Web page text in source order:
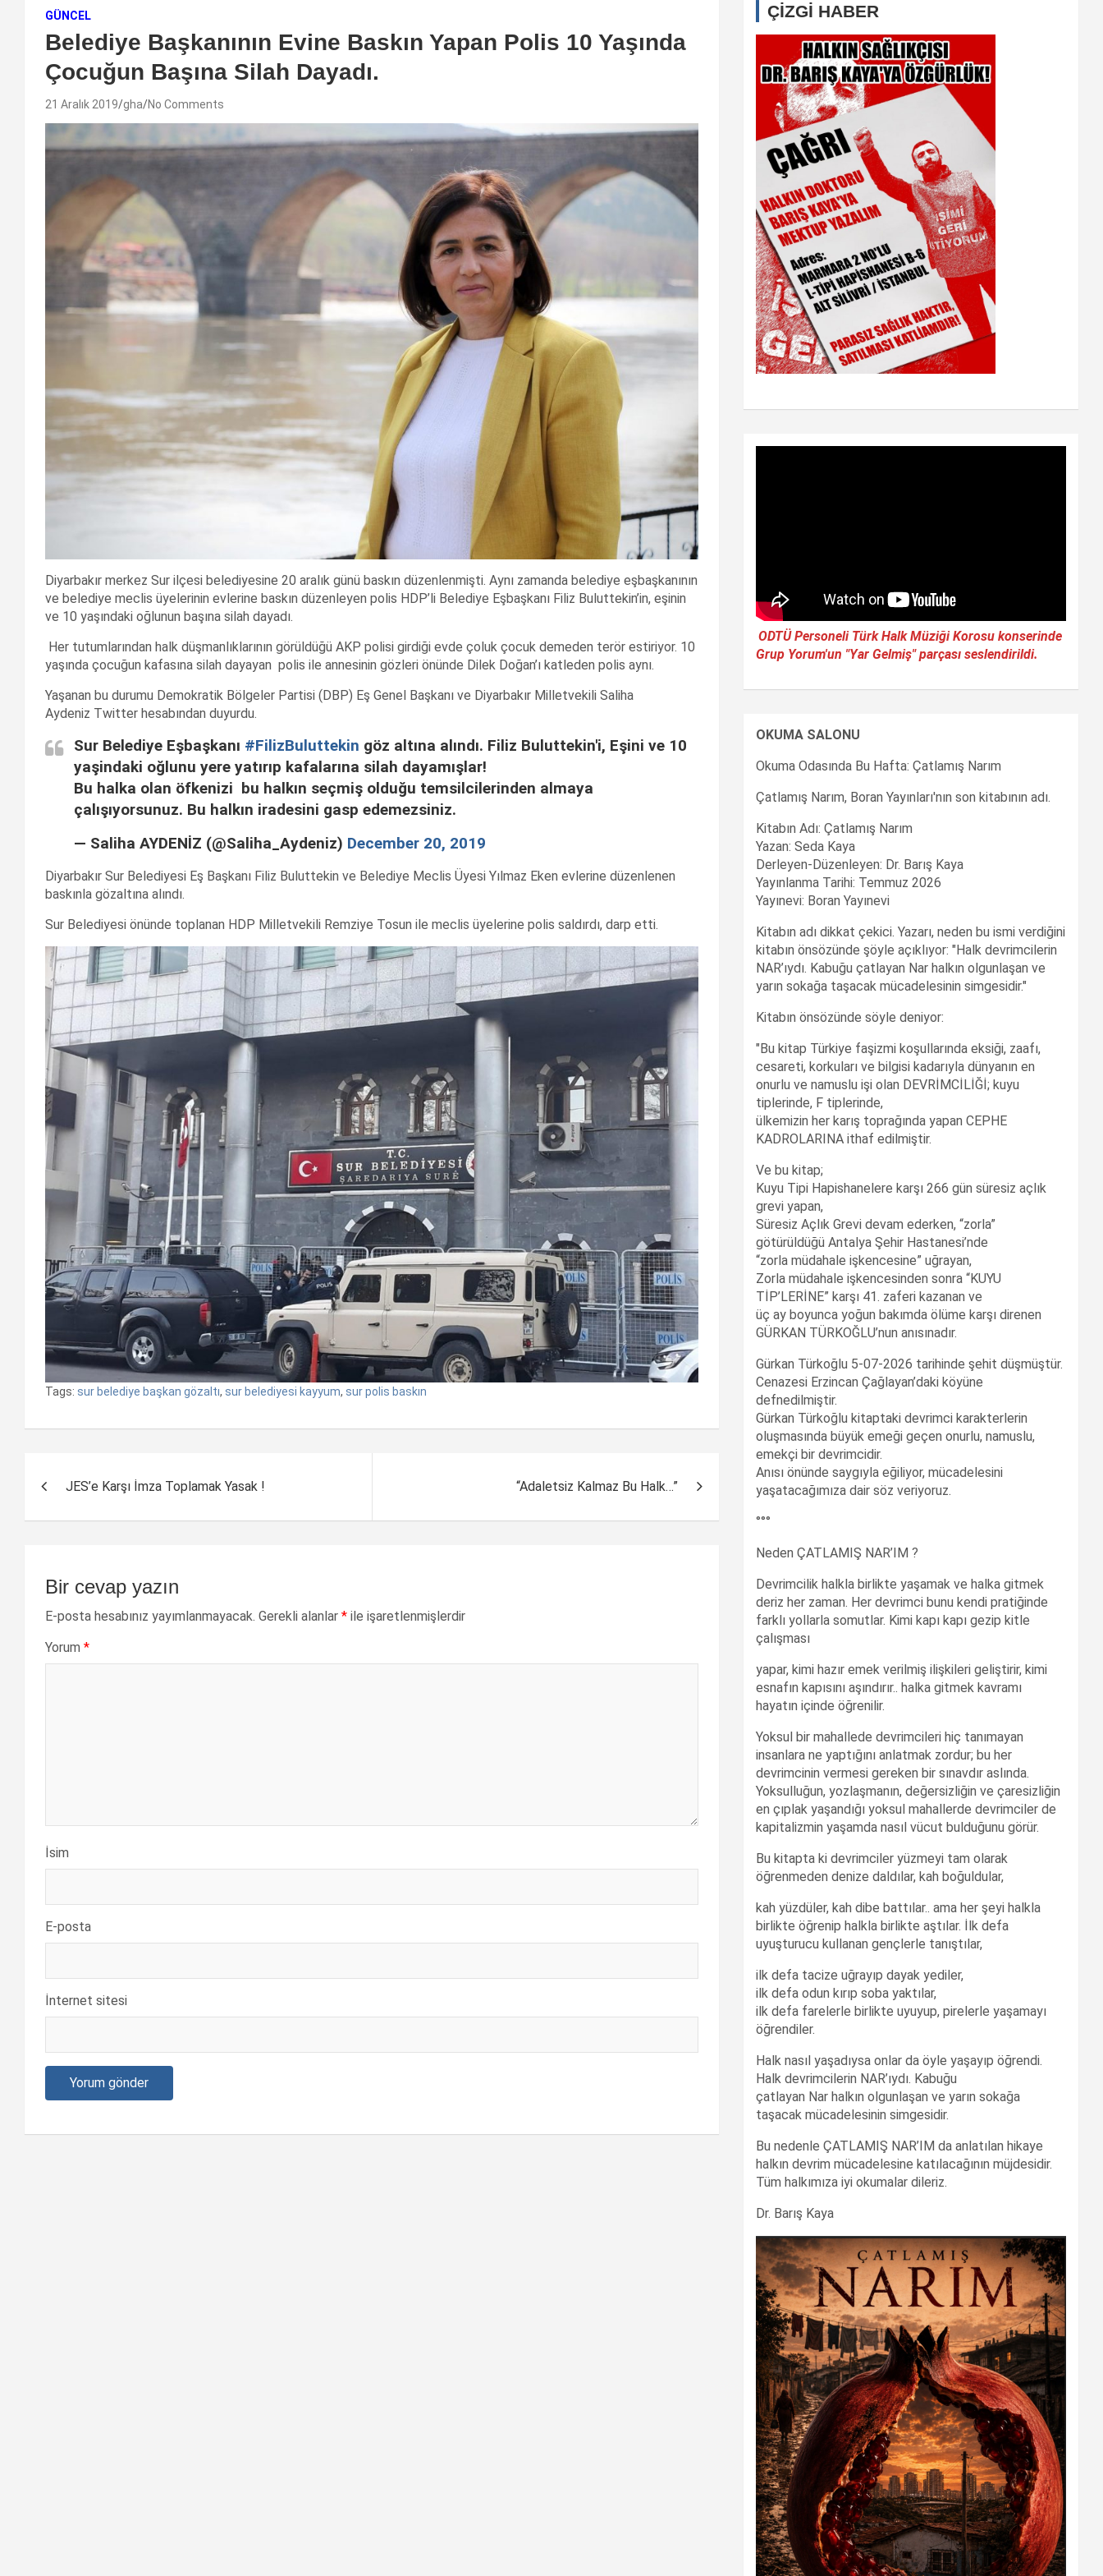
GÜNCEL
Belediye Başkanının Evine Baskın Yapan Polis 10 Yaşında
Çocuğun Başına Silah Dayadı.
21 Aralık 2019 gha No Comments
Diyarbakır merkez Sur ilçesi belediyesine 20 aralık günü baskın düzenlenmişti. Aynı zamanda belediye eşbaşkanının
ve belediye meclis üyelerinin evlerine baskın düzenleyen polis HDP’li Belediye Eşbaşkanı Filiz Buluttekin’in, eşinin
ve 10 yaşındaki oğlunun başına silah dayadı.
Her tutumlarından halk düşmanlıklarının görüldüğü AKP polisi girdiği evde çoluk çocuk demeden terör estiriyor. 10
yaşında çocuğun kafasına silah dayayan polis ile annesinin gözleri önünde Dilek Doğan’ı katleden polis aynı.
Yaşanan bu durumu Demokratik Bölgeler Partisi (DBP) Eş Genel Başkanı ve Diyarbakır Milletvekili Saliha
Aydeniz Twitter hesabından duyurdu.
Sur Belediye Eşbaşkanı #FilizBuluttekin göz altına alındı. Filiz Buluttekin'i, Eşini ve 10
yaşindaki oğlunu yere yatırıp kafalarına silah dayamışlar!
Bu halka olan öfkenizi bu halkın seçmiş olduğu temsilcilerinden almaya
çalışıyorsunuz. Bu halkın iradesini gasp edemezsiniz.
— Saliha AYDENİZ (@Saliha_Aydeniz) December 20, 2019
Diyarbakır Sur Belediyesi Eş Başkanı Filiz Buluttekin ve Belediye Meclis Üyesi Yılmaz Eken evlerine düzenlenen
baskınla gözaltına alındı.
Sur Belediyesi önünde toplanan HDP Milletvekili Remziye Tosun ile meclis üyelerine polis saldırdı, darp etti.
Tags: sur belediye başkan gözaltı, sur belediyesi kayyum, sur polis baskın
dolaşımı
JES’e Karşı İmza Toplamak Yasak ! “Adaletsiz Kalmaz Bu Halk…”
Bir cevap yazın
E-posta hesabınız yayımlanmayacak. Gerekli alanlar * ile işaretlenmişlerdir
Yorum *
İsim
E-posta
İnternet sitesi
ÇİZGİ HABER
ODTÜ Personeli Türk Halk Müziği Korosu konserinde
Grup Yorum'un "Yar Gelmiş" parçası seslendirildi.
OKUMA SALONU
Okuma Odasında Bu Hafta: Çatlamış Narım
Çatlamış Narım, Boran Yayınları'nın son kitabının adı.
Kitabın Adı: Çatlamış Narım
Yazan: Seda Kaya
Derleyen-Düzenleyen: Dr. Barış Kaya
Yayınlanma Tarihi: Temmuz 2026
Yayınevi: Boran Yayınevi
Kitabın adı dikkat çekici. Yazarı, neden bu ismi verdiğini
kitabın önsözünde şöyle açıklıyor: "Halk devrimcilerin
NAR’ıydı. Kabuğu çatlayan Nar halkın olgunlaşan ve
yarın sokağa taşacak mücadelesinin simgesidir."
Kitabın önsözünde söyle deniyor:
"Bu kitap Türkiye faşizmi koşullarında eksiği, zaafı,
cesareti, korkuları ve bilgisi kadarıyla dünyanın en
onurlu ve namuslu işi olan DEVRİMCİLİĞİ; kuyu
tiplerinde, F tiplerinde,
ülkemizin her karış toprağında yapan CEPHE
KADROLARINA ithaf edilmiştir.
Ve bu kitap;
Kuyu Tipi Hapishanelere karşı 266 gün süresiz açlık
grevi yapan,
Süresiz Açlık Grevi devam ederken, “zorla”
götürüldüğü Antalya Şehir Hastanesi’nde
“zorla müdahale işkencesine” uğrayan,
Zorla müdahale işkencesinden sonra “KUYU
TİP’LERİNE” karşı 41. zaferi kazanan ve
üç ay boyunca yoğun bakımda ölüme karşı direnen
GÜRKAN TÜRKOĞLU’nun anısınadır.
Gürkan Türkoğlu 5-07-2026 tarihinde şehit düşmüştür.
Cenazesi Erzincan Çağlayan’daki köyüne
defnedilmiştir.
Gürkan Türkoğlu kitaptaki devrimci karakterlerin
oluşmasında büyük emeği geçen onurlu, namuslu,
emekçi bir devrimcidir.
Anısı önünde saygıyla eğiliyor, mücadelesini
yaşatacağımıza dair söz veriyoruz.
°°°
Neden ÇATLAMIŞ NAR’IM ?
Devrimcilik halkla birlikte yaşamak ve halka gitmek
deriz her zaman. Her devrimci bunu kendi pratiğinde
farklı yollarla somutlar. Kimi kapı kapı gezip kitle
çalışması
yapar, kimi hazır emek verilmiş ilişkileri geliştirir, kimi
esnafın kapısını aşındırır.. halka gitmek kavramı
hayatın içinde öğrenilir.
Yoksul bir mahallede devrimcileri hiç tanımayan
insanlara ne yaptığını anlatmak zordur; bu her
devrimcinin vermesi gereken bir sınavdır aslında.
Yoksulluğun, yozlaşmanın, değersizliğin ve çaresizliğin
en çıplak yaşandığı yoksul mahallerde devrimciler de
kapitalizmin yaşamda nasıl vücut bulduğunu görür.
Bu kitapta ki devrimciler yüzmeyi tam olarak
öğrenmeden denize daldılar, kah boğuldular,
kah yüzdüler, kah dibe battılar.. ama her şeyi halkla
birlikte öğrenip halkla birlikte aştılar. İlk defa
uyuşturucu kullanan gençlerle tanıştılar,
ilk defa tacize uğrayıp dayak yediler,
ilk defa odun kırıp soba yaktılar,
ilk defa farelerle birlikte uyuyup, pirelerle yaşamayı
öğrendiler.
Halk nasıl yaşadıysa onlar da öyle yaşayıp öğrendi.
Halk devrimcilerin NAR’ıydı. Kabuğu
çatlayan Nar halkın olgunlaşan ve yarın sokağa
taşacak mücadelesinin simgesidir.
Bu nedenle ÇATLAMIŞ NAR’IM da anlatılan hikaye
halkın devrim mücadelesine katılacağının müjdesidir.
Tüm halkımıza iyi okumalar dileriz.
Dr. Barış Kaya